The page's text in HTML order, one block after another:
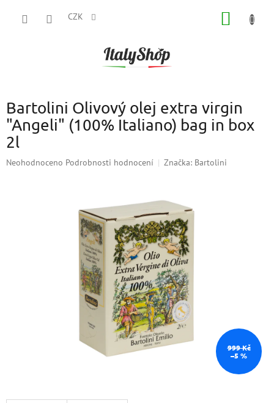
CZK
Bartolini Olivový olej extra virgin
"Angeli" (100% Italiano) bag in box
2l
Průměrné
Neohodnoceno Podrobnosti hodnocení Značka: Bartolini
999 Kč
–5 %